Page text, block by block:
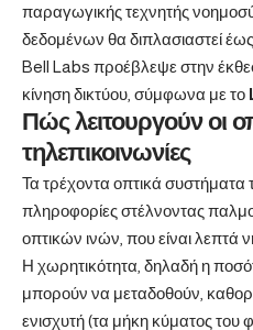
παραγωγικής τεχνητής
δεδομένων θα διπλασιαστεί
Bell Labs προέβλεψε στην
κίνηση δικτύου, σύμφωνα με το
Πώς λειτουργούν οι
τηλεπικοινωνίες
Τα τρέχοντα οπτικά συστήματα
πληροφορίες στέλνοντας
οπτικών ινών, που είναι λεπτά
Η χωρητικότητα, δηλαδή η
μπορούν να μεταδοθούν,
ενισχυτή (τα μήκη κύματος του